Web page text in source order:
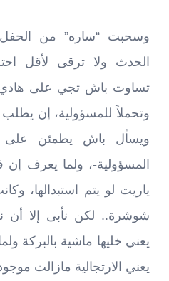
وسحبت “ساره” من
الحدث ولا ترقى لأقل
تساوت باش تجي على
وتحملاً للمسؤولية، إن
ويسأل باش يطمئن على
المسؤولية-، ولما يعرف إن
ياريت لو يتم استبدالها،
شوشرة.. لكن نأبى إلا أن
يعني خليها ماشية بالبركة
يعني الارتجالية مازالت